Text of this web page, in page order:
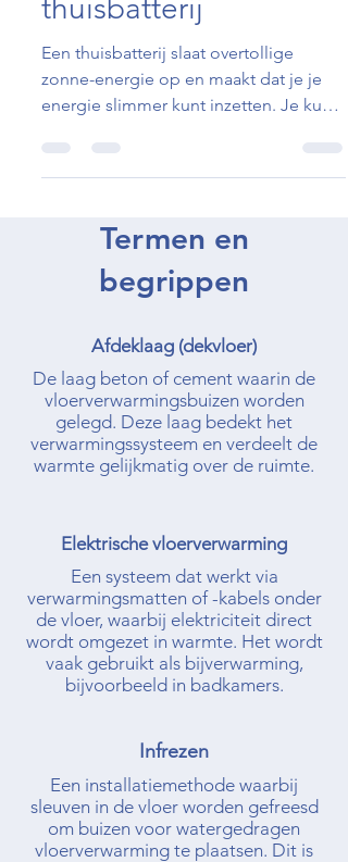
Alles wat je moet
weten over de
thuisbatterij
Een thuisbatterij slaat overtollige
zonne-energie op en maakt dat je je
namelijk zelf bepalen wanneer je de
opgeslagen stroom gebruikt, waardoor
je minder afhankelijk bent van het
stroomnet. Bij de aanschaf moet je
aansturing en of de thuisbatterij
compatibel is met je zonnepanelen.
Hoewel de investering groot is, kan het
op lange termijn rendabel zijn, vooral
met de afbouw van saldering.
Termen en
begrippen
Afdeklaag (dekvloer)
De laag beton of cement waarin de
verwarmingssysteem en verdeelt de
warmte gelijkmatig over de ruimte.
Elektrische vloerverwarming
Een systeem dat werkt via
verwarmingsmatten of -kabels onder
wordt omgezet in warmte. Het wordt
vaak gebruikt als bijverwarming,
bijvoorbeeld in badkamers.
Infrezen